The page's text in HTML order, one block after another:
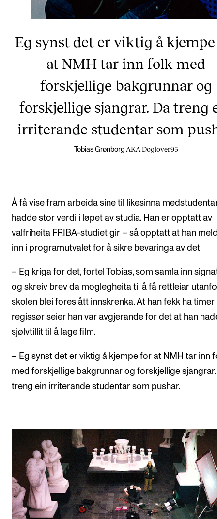
Eg synst det er viktig å
at NMH tar inn folk med
forskjellige bakgrunnar og
forskjellige sjangrar. Da treng
irriterande studentar som
Tobias Grønborg AKA Doglover95
Å få vise fram arbeida sine til likesinna
hadde stor verdi i løpet av studia. Han er opptatt av
valfriheita FRIBA-studiet gir – så opptatt at han
inn i programutvalet for å sikre bevaringa av det.
– Eg kriga for det, fortel Tobias, som samla inn
og skreiv brev da moglegheita til å få rettleiar
skolen blei foreslått innskrenka. At han fekk ha timer
regissør seier han var avgjerande for det at han
sjølvtillit til å lage film.
– Eg synst det er viktig å kjempe for at NMH tar inn
med forskjellige bakgrunnar og forskjellige sjangrar.
treng ein irriterande studentar som pushar.